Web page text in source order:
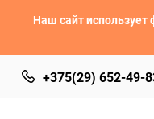
Наш сайт
+375(29) 652-49-